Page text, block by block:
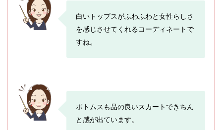
白いトップスがふわふわと女性らしさ
を感じさせてくれるコーディネートで
すね。
ボトムスも品の良いスカートできちん
と感が出ています。